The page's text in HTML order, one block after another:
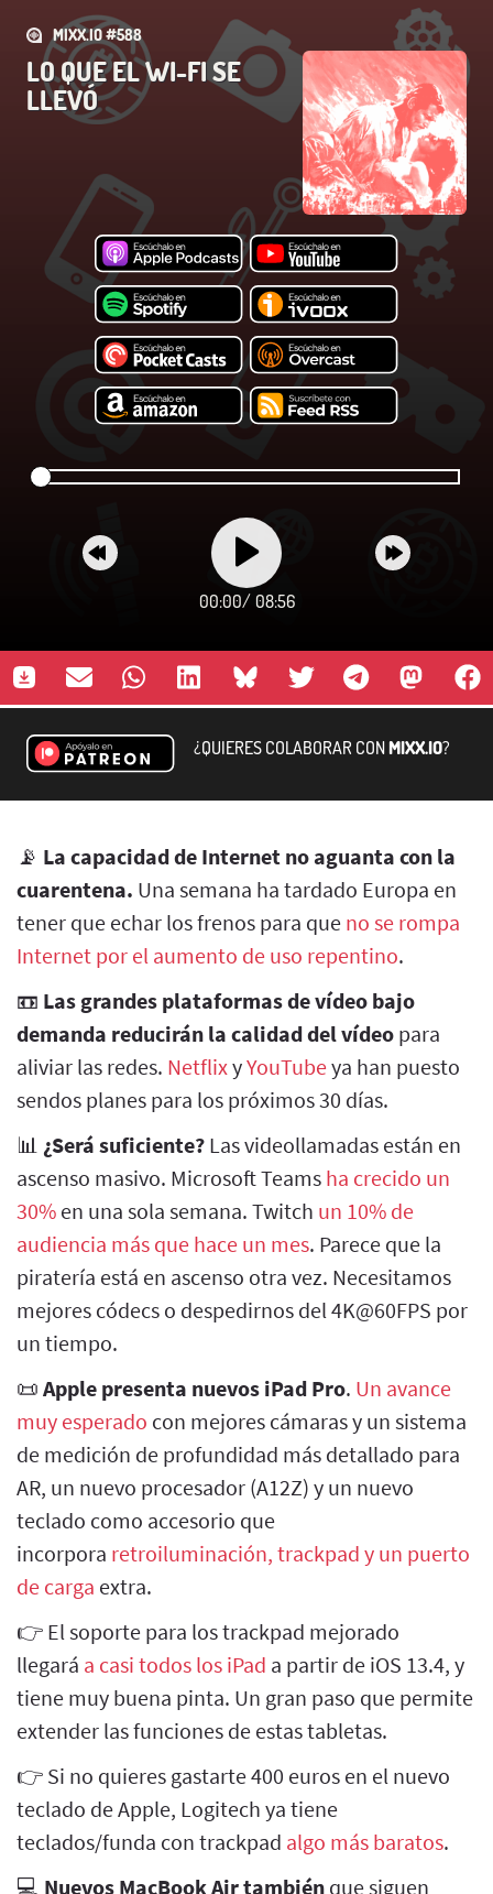
MIXX.IO #588
LO QUE EL WI-FI SE
LLEVÓ
00:00/ 08:56
¿QUIERES COLABORAR CONMIXX.IO?
📡 La capacidad de Internet no aguanta con la
cuarentena. Una semana ha tardado Europa en
tener que echar los frenos para que no se rompa
Internet por el aumento de uso repentino.
📼 Las grandes plataformas de vídeo bajo
demanda reducirán la calidad del vídeo para
aliviar las redes. NetflixyYouTubeya han puesto
sendos planes para los próximos 30 días.
📊 ¿Será suficiente? Las videollamadas están en
ascenso masivo. Microsoft Teams ha crecido un
30% en una sola semana. Twitch un 10% de
audiencia más que hace un mes. Parece que la
piratería está en ascenso otra vez. Necesitamos
mejores códecs o despedirnos del 4K@60FPS por
un tiempo.
📜 Apple presenta nuevos iPad Pro. Un avance
muy esperado con mejores cámaras y un sistema
de medición de profundidad más detallado para
AR, un nuevo procesador (A12Z) y un nuevo
teclado como accesorio que
incorpora retroiluminación, trackpad y un puerto
de carga extra.
👉 El soporte para los trackpad mejorado
llegará a casi todos los iPad a partir de iOS 13.4, y
tiene muy buena pinta. Un gran paso que permite
extender las funciones de estas tabletas.
👉 Si no quieres gastarte 400 euros en el nuevo
teclado de Apple, Logitech ya tiene
teclados/funda con trackpad algo más baratos.
💻 Nuevos MacBook Air también que siguen